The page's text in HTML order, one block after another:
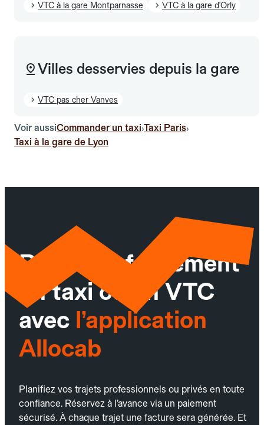
VTC à la gare Montparnasse
VTC à la gare d'Orly
Villes desservies depuis la gare
VTC pas cher Vanves
Voir aussiCommander un taxi›Taxi Paris›
Taxi à la gare de Lyon
Réservez facilement
un taxi ou un VTC
avec l’application
Allocab
Planifiez vos trajets professionnels ou privés en toute
confiance. Réservez à l’avance via un paiement
sécurisé. À chaque trajet une facture sera générée. Et